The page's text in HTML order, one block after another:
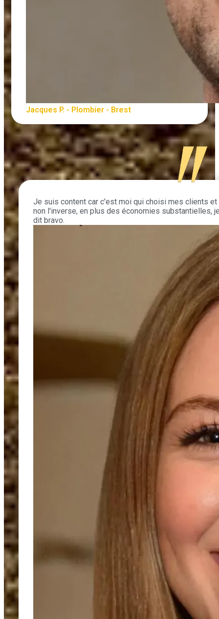
Jacques P. - Plombier - Brest
Je suis content car c'est moi qui choisi mes clients et
non l'inverse, en plus des économies substantielles,
dit bravo.